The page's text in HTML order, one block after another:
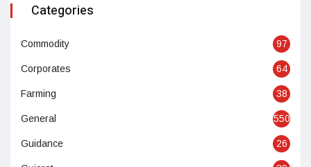
Categories
Commodity 97
Corporates 64
Farming 38
General 550
Guidance 26